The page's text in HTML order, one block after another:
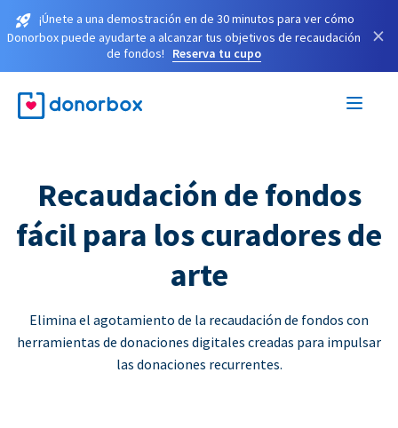
¡Únete a una demostración en de 30 minutos para ver cómo
Donorbox puede ayudarte a alcanzar tus objetivos de recaudación
de fondos!
Reserva tu cupo
×
Recaudación de fondos
fácil para los curadores de
arte
Elimina el agotamiento de la recaudación de fondos con
herramientas de donaciones digitales creadas para impulsar
las donaciones recurrentes.